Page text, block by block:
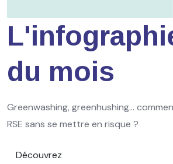
du mois
Greenwashing, greenhushing…
RSE sans se mettre en risque ?
Découvrez